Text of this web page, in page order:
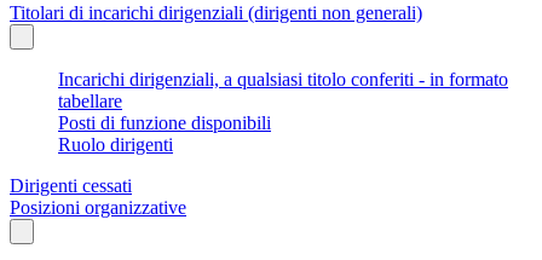
Titolari di incarichi dirigenziali (dirigenti non generali)
Incarichi dirigenziali, a qualsiasi titolo conferiti - in formato
tabellare
Posti di funzione disponibili
Ruolo dirigenti
Dirigenti cessati
Posizioni organizzative